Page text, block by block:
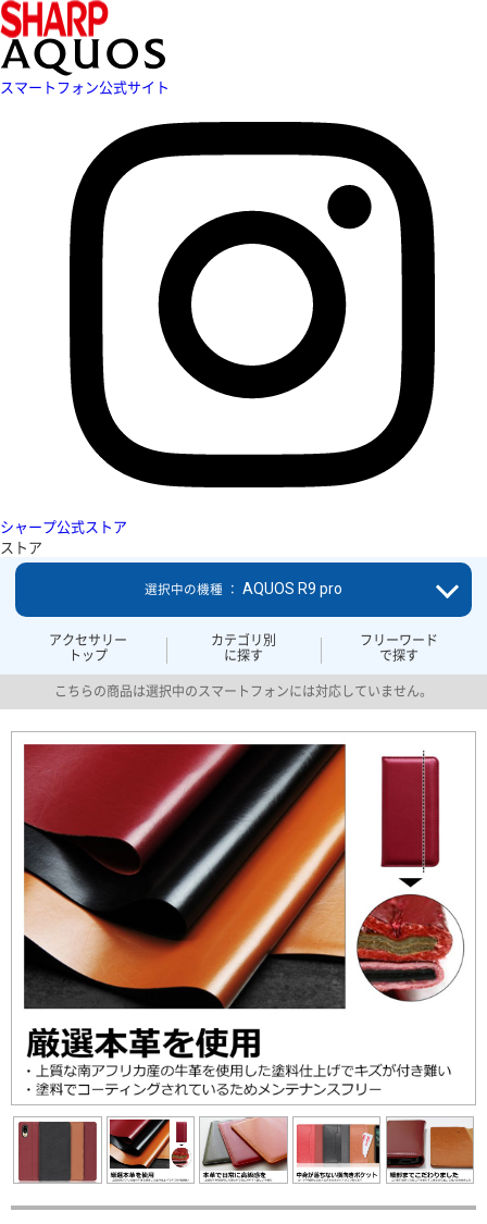
スマートフォン公式サイト
シャープ公式ストア
ストア
アクセサリー
トップ
カテゴリ別
に探す
フリーワード
で探す
選択中の機種 ： AQUOS R9 pro
こちらの商品は選択中のスマートフォンには対応していません。